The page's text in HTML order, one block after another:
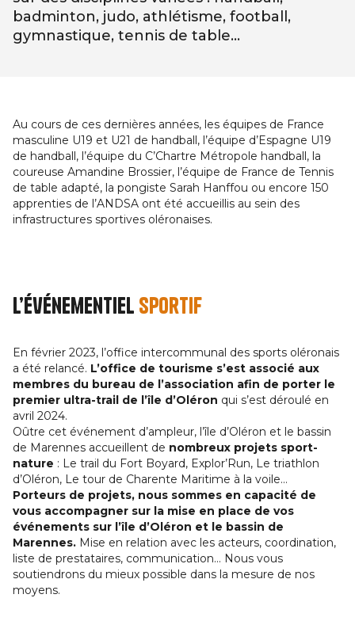
badminton, judo, athlétisme, football,
gymnastique, tennis de table...
Au cours de ces dernières années, les équipes de France
masculine U19 et U21 de handball, l’équipe d’Espagne U19
de handball, l’équipe du C’Chartre Métropole handball, la
coureuse Amandine Brossier, l’équipe de France de Tennis
de table adapté, la pongiste Sarah Hanffou ou encore 150
apprenties de l’ANDSA ont été accueillis au sein des
infrastructures sportives oléronaises.
L’événementiel sportif
En février 2023, l’office intercommunal des sports oléronais
a été relancé. L’office de tourisme s’est associé aux
membres du bureau de l’association afin de porter le
premier ultra-trail de l’île d’Oléron qui s’est déroulé en
avril 2024.
Oûtre cet événement d’ampleur, l’île d’Oléron et le bassin
de Marennes accueillent de nombreux projets sport-
nature : Le trail du Fort Boyard, Explor’Run, Le triathlon
d’Oléron, Le tour de Charente Maritime à la voile…
Porteurs de projets, nous sommes en capacité de
vous accompagner sur la mise en place de vos
événements sur l’île d’Oléron et le bassin de
Marennes. Mise en relation avec les acteurs, coordination,
liste de prestataires, communication… Nous vous
soutiendrons du mieux possible dans la mesure de nos
moyens.